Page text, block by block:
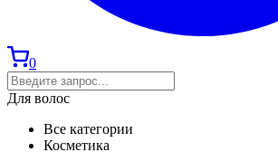
0
Для волос
Все категории
Косметика